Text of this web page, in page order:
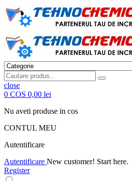
close
0 COS 0,00 lei
Nu aveti produse in cos
CONTUL MEU
Autentificare
Autentificare New customer! Start here.
Register